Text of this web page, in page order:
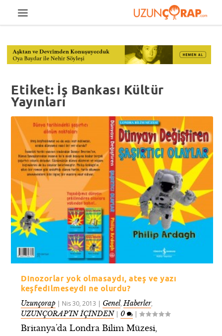
Etiket: İş Bankası Kültür
Yayınları
Dinozorlar yok olmasaydı, ateş ve yazı
keşfedilmeseydi ne olurdu?
Uzunçorap | Nis 30, 2013 | Genel,Haberler,
UZUNÇORAP’IN İÇİNDEN| 0 |
Britanya’da Londra Bilim Müzesi,